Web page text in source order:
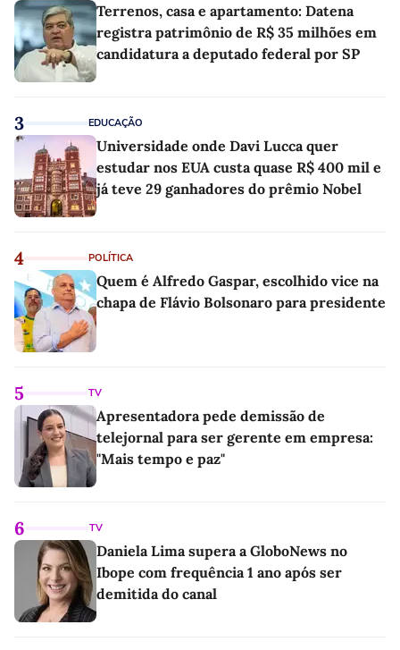
Terrenos, casa e apartamento: Datena
registra patrimônio de R$ 35 milhões em
candidatura a deputado federal por SP
3 EDUCAÇÃO
Universidade onde Davi Lucca quer
estudar nos EUA custa quase R$ 400 mil e
já teve 29 ganhadores do prêmio Nobel
4 POLÍTICA
Quem é Alfredo Gaspar, escolhido vice na
chapa de Flávio Bolsonaro para presidente
5 TV
Apresentadora pede demissão de
telejornal para ser gerente em empresa:
"Mais tempo e paz"
6 TV
Daniela Lima supera a GloboNews no
Ibope com frequência 1 ano após ser
demitida do canal